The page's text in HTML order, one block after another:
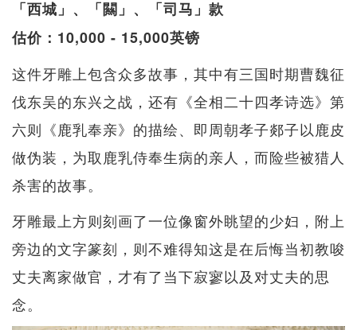
「西城」、「闗」、「司马」款
估价：10,000 - 15,000英镑
这件牙雕上包含众多故事，其中有三国时期曹魏征
伐东吴的东兴之战，还有《全相二十四孝诗选》第
六则《鹿乳奉亲》的描绘、即周朝孝子郯子以鹿皮
做伪装，为取鹿乳侍奉生病的亲人，而险些被猎人
杀害的故事。
牙雕最上方则刻画了一位像窗外眺望的少妇，附上
旁边的文字篆刻，则不难得知这是在后悔当初教唆
丈夫离家做官，才有了当下寂寥以及对丈夫的思
念。